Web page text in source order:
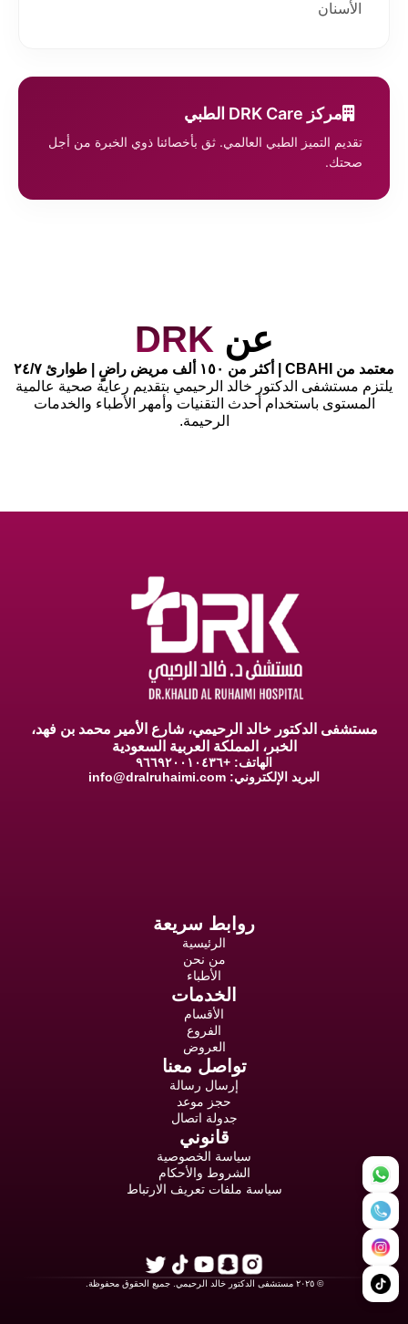
الأسنان
مركز DRK Care الطبي
تقديم التميز الطبي العالمي. ثق بأخصائنا ذوي الخبرة من أجل
صحتك.
عن DRK
معتمد من CBAHI | أكثر من ١٥٠ ألف مريض راضٍ | طوارئ ٢٤/٧
يلتزم مستشفى الدكتور خالد الرحيمي بتقديم رعاية صحية عالمية
المستوى باستخدام أحدث التقنيات وأمهر الأطباء والخدمات
الرحيمة.
مستشفى الدكتور خالد الرحيمي، شارع الأمير محمد بن فهد،
الخبر، المملكة العربية السعودية
الهاتف: +٩٦٦٩٢٠٠١٠٤٣٦
البريد الإلكتروني: info@dralruhaimi.com
روابط سريعة
الرئيسية
من نحن
الأطباء
الخدمات
الأقسام
الفروع
العروض
تواصل معنا
إرسال رسالة
حجز موعد
جدولة اتصال
قانوني
سياسة الخصوصية
الشروط والأحكام
سياسة ملفات تعريف الارتباط
© ٢٠٢٥ مستشفى الدكتور خالد الرحيمي. جميع الحقوق محفوظة.